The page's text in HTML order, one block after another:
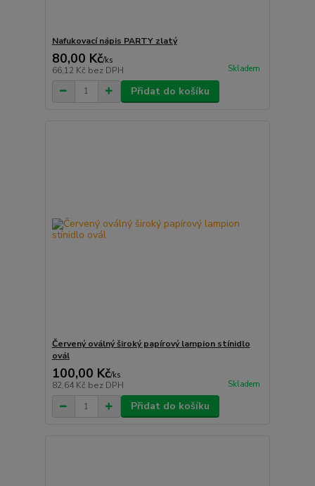
Nafukovací nápis PARTY zlatý
80,00 Kč/ks
66,12 Kč bez DPH Skladem
Přidat do košíku
Červený oválný široký papírový lampion stínidlo
ovál
100,00 Kč/ks
82,64 Kč bez DPH Skladem
Přidat do košíku